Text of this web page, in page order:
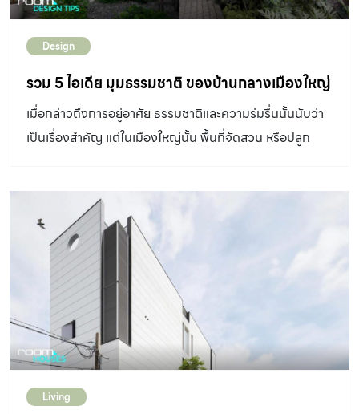
นำไปปรับใช้กับบ้านตึกแถวของคุณได้เลย ปลูกต้นไม้ชั้น
อากาศสามารถพัดผ่านได้สะดวก ขณะที่ด้านบนมุงด้วย
หลังคาทำจากวัสดุโปร่งแสง ซ้อนด้วยคานไม้ระแนงที่ข้างใต้
เพื่อช่วยกรองแสงอีกชั้น แสงธรรมชาติจึงส่องลงมาได้อย่าง
ทั่วถึง เหมาะกับการเจริญเติบโตของเหล่าต้นไม้ที่ปลูกอยู่ด้าน
ใน เหมาะมาใช้เวลาพักผ่อนมากที่สุดออกแบบ: VTN
สายตาจากคนภายนอก ไม่ให้มองเห็นพื้นที่ห้องนอนภายใน
ด้วยการออกแบบช่องเปิดด้านหน้า ให้ปกคลุมไปด้วยไม้เลื้อยที่
พร้อมเกาะไปตามแนวลวด กลายเป็นม่านธรรมชาติสีเขียวสดที่
ช่วยพรางสายตา เมื่อมองจากภายนอกจึงทำให้เห็นช่อง
หน้าต่างเต็มไปด้วยต้นไม้สีเขียวที่แข่งกันเติบโต เช่นเดียวกับ
คนในบ้านที่จะรู้สึกสบายตา แถมยังช่วยให้ภายในห้องไม่ร้อน
ออกแบบ: VTN Architectsภาพ: Hiroyuki Oki ทำกระบะ
ปลูกต้นไม้รับแสงแดดผ่านผนังบล็อกช่องลมทำโถงสูงด้าน
หน้าอาคารเป็นช่องเปิดขนาดใหญ่ มีผนังกระจกบานกรอบ
Design
รวม 5 ไอเดีย มุมธรรมชาติ ของบ้านกลางเมืองใหญ่
เมื่อกล่าวถึงการอยู่อาศัย ธรรมชาติและความร่มรื่นนั้นนับว่า
เป็นเรื่องสำคัญ แต่ในเมืองใหญ่นั้น พื้นที่จัดสวน หรือปลูก
การพาพื้นที่สีเขียวเข้าสู่ชีวิต จากบ้านที่ room ได้ไปประสบ
ความร่มรื่นมาด้วยตัวเอง! บ้านล้อมต้นไม้ที่มีเรื่องราวในทุก
จังหวะก้าวเดิน อ่าน:
https://www.baanlaesuan.com/302008/design/living/
inchan#สวนกระถางสอดรับกับสวนกลางบ้าน ส่วนที่น่า
สนใจคือการที่บ้านหลังนี้ไม่เพียงออกแบบให้มีคอร์ตกลางที่
เปี่ยมไปด้วยบรรยากาศธรรมชาติเท่านั้น แต่การเลือกเติมสวน
กระถางเข้ามาในจุดที่เหมาะสม ก็ยังเป็นการสร้างความร่มรื่น
ถึงอีกด้วย การจัดสวนกระถางนั้น เป็นอีกวิธีการที่เรียบง่าย
Living